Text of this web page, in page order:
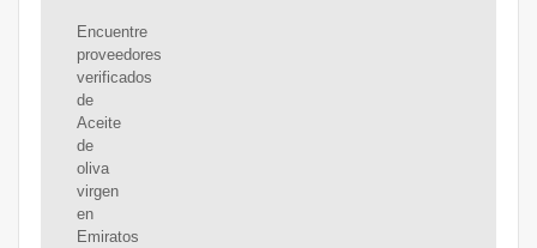
Encuentre
proveedores
verificados
de
Aceite
de
oliva
virgen
en
Emiratos